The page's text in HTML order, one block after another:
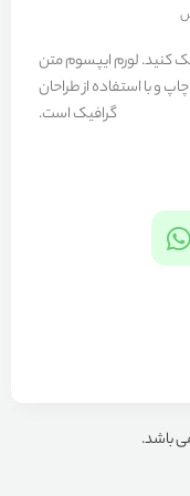
کنید. لورم ایپسوم متن
و با استفاده از طراحان
گرافیک است.
باشد.